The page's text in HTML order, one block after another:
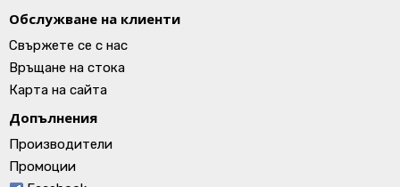
Обслужване на клиенти
Свържете се с нас
Връщане на стока
Карта на сайта
Допълнения
Производители
Промоции